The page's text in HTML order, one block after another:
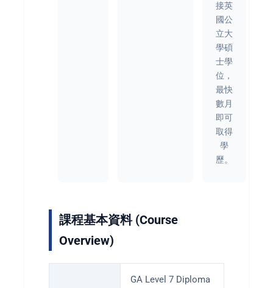
接英
國公
立大
學碩
士學
位，
最快
數月
即可
取得
學
歷。
課程基本資料 (Course
Overview)
GA Level 7 Diploma